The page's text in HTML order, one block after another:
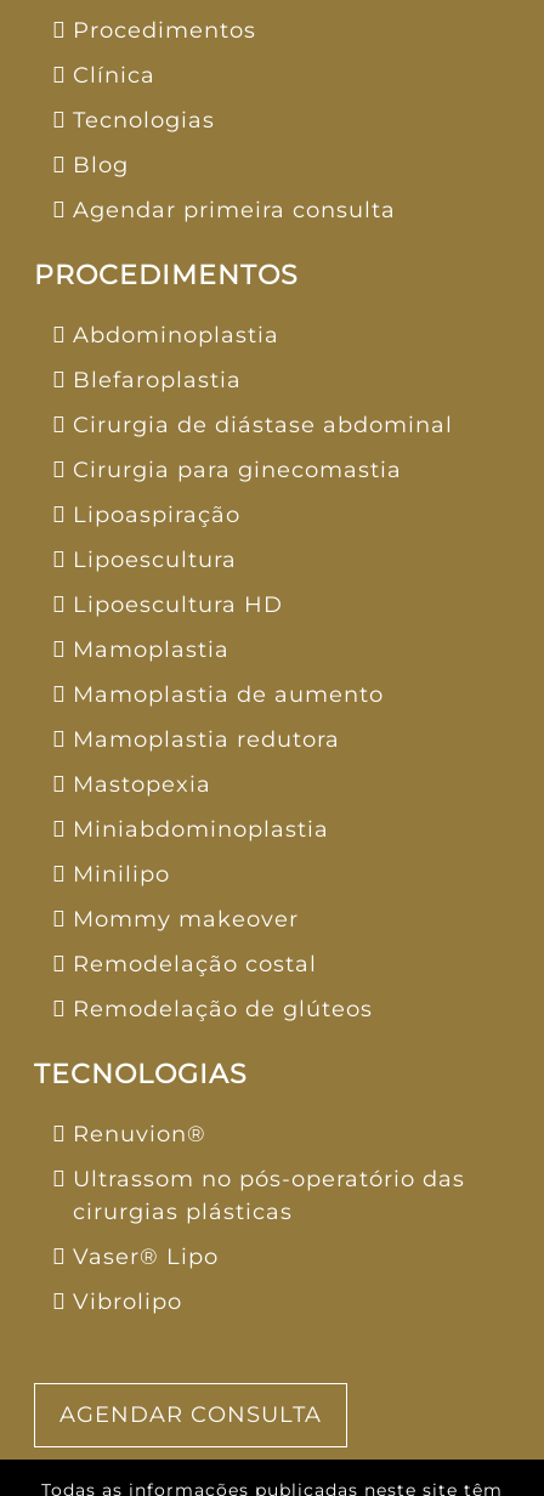
Procedimentos
Clínica
Tecnologias
Blog
Agendar primeira consulta
PROCEDIMENTOS
Abdominoplastia
Blefaroplastia
Cirurgia de diástase abdominal
Cirurgia para ginecomastia
Lipoaspiração
Lipoescultura
Lipoescultura HD
Mamoplastia
Mamoplastia de aumento
Mamoplastia redutora
Mastopexia
Miniabdominoplastia
Minilipo
Mommy makeover
Remodelação costal
Remodelação de glúteos
TECNOLOGIAS
Renuvion®
Ultrassom no pós-operatório das
cirurgias plásticas
Vaser® Lipo
Vibrolipo
AGENDAR CONSULTA
Todas as informações publicadas neste site têm